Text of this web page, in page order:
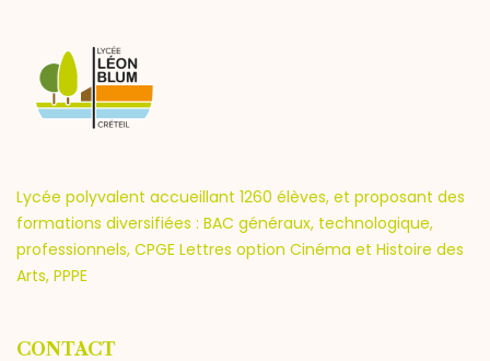
Lycée polyvalent accueillant 1260 élèves, et proposant des
formations diversifiées : BAC généraux, technologique,
professionnels, CPGE Lettres option Cinéma et Histoire des
Arts, PPPE
CONTACT